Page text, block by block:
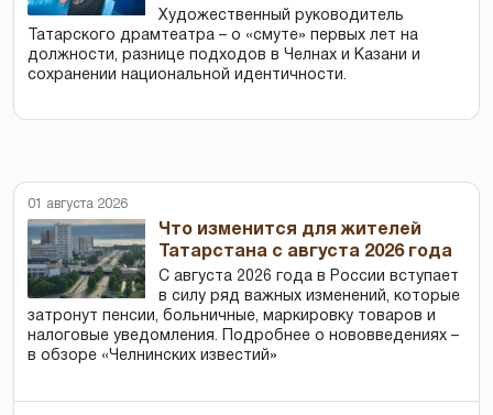
Художественный руководитель
Татарского драмтеатра – о «смуте» первых лет на
должности, разнице подходов в Челнах и Казани и
сохранении национальной идентичности.
01 августа 2026
Что изменится для жителей
Татарстана с августа 2026 года
С августа 2026 года в России вступает
в силу ряд важных изменений, которые
затронут пенсии, больничные, маркировку товаров и
налоговые уведомления. Подробнее о нововведениях –
в обзоре «Челнинских известий»